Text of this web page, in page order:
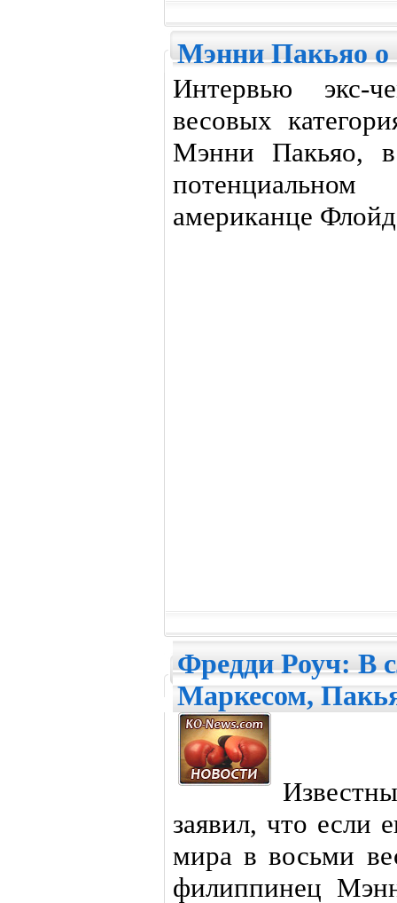
Мэнни Пакьяо о
Интервью экс-
весовых
Мэнни Пакьяо,
американце
Фредди Роуч: В
Маркесом,
заявил, что если
мира в восьми
филиппинец